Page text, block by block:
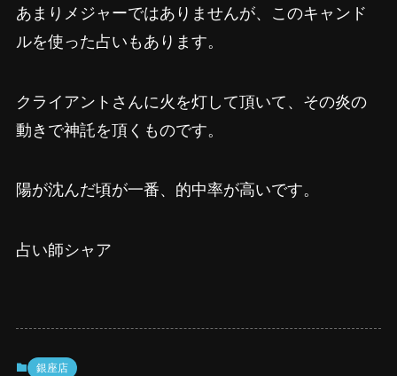
あまりメジャーではありませんが、このキャンド
ルを使った占いもあります。
クライアントさんに火を灯して頂いて、その炎の
動きで神託を頂くものです。
陽が沈んだ頃が一番、的中率が高いです。
占い師シャア
銀座店